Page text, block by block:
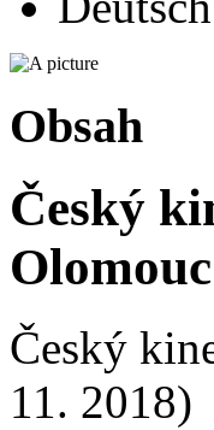
Obsah
Český
Český
11. 2018)